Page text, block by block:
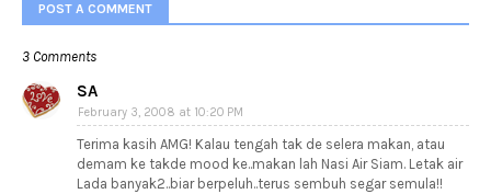
POST A COMMENT
3 Comments
SA
February 3, 2008 at 10:20 PM
Terima kasih AMG! Kalau tengah tak de selera makan, atau
demam ke takde mood ke..makan lah Nasi Air Siam. Letak air
Lada banyak2..biar berpeluh..terus sembuh segar semula!!